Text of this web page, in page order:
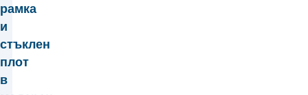
рамка
и
стъклен
плот
в